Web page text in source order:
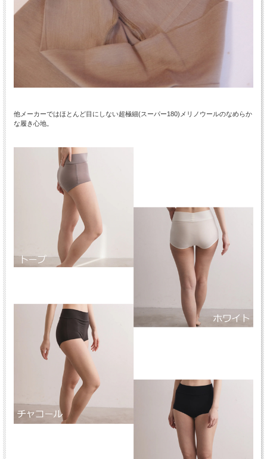
他メーカーではほとんど目にしない超極細(スーパー180)メリノウールのなめらか
な履き心地。